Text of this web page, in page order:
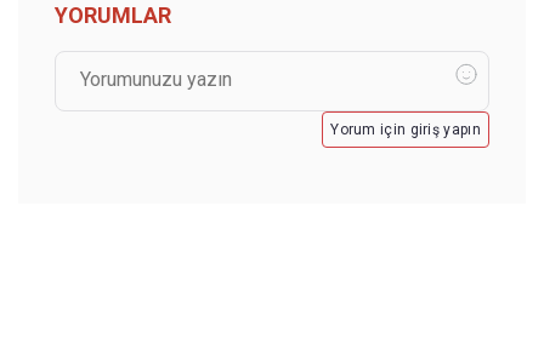
YORUMLAR
Yorum için giriş yapın